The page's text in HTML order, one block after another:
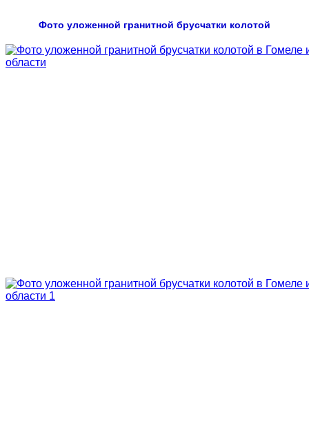
Фото уложенной гранитной брусчатки колотой